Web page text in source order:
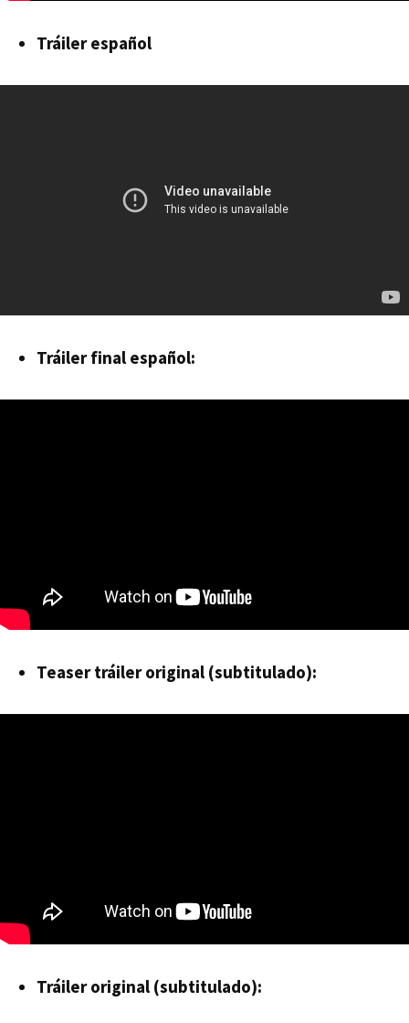
Tráiler español
Tráiler final español:
Teaser tráiler original (subtitulado):
Tráiler original (subtitulado):